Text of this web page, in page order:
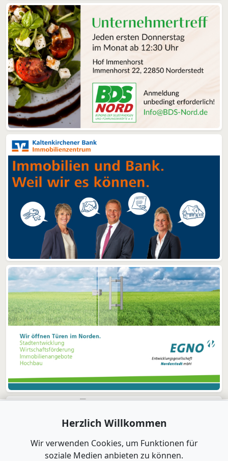
Herzlich Willkommen
Wir verwenden Cookies, um Funktionen für
soziale Medien anbieten zu können.